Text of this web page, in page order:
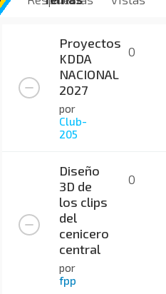
Proyectos
KDDA
NACIONAL
2027
por
Club-
205
0
Diseño
3D de
los clips
del
cenicero
central
por
fpp
0